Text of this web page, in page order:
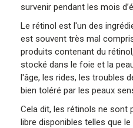
survenir pendant les mois
Le rétinol est l'un des
est souvent très mal
produits contenant du
stocké dans le foie et la
l'âge, les rides, les troubles
bien toléré par les peaux
Cela dit, les rétinols ne sont
libre disponibles telles que